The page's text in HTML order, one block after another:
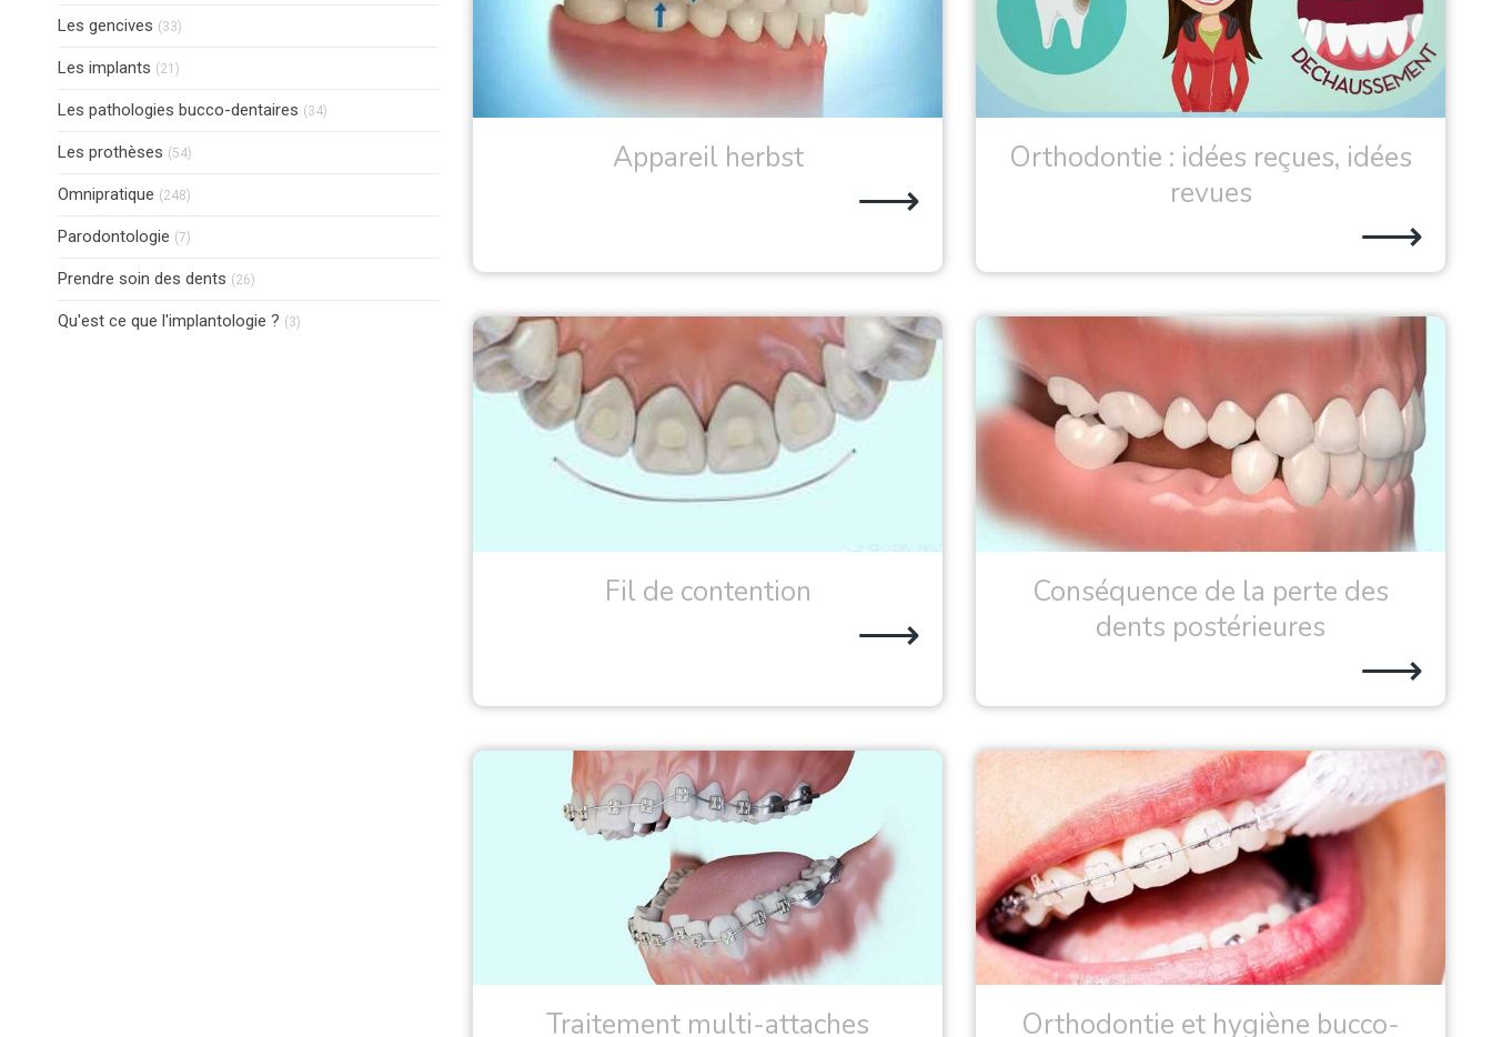
Appareil herbst
⟶
Orthodontie : idées reçues, idées
revues
⟶
Fil de contention
⟶
Conséquence de la perte des
dents postérieures
⟶
Traitement multi-attaches Orthodontie et hygiène bucco-
Les gencives (33)
Les implants (21)
Les pathologies bucco-dentaires (34)
Les prothèses (54)
Omnipratique (248)
Parodontologie (7)
Prendre soin des dents (26)
Qu'est ce que l'implantologie ? (3)